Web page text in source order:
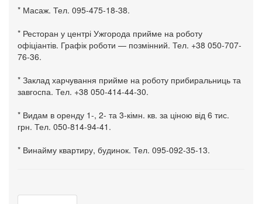
* Масаж. Тел. 095-475-18-38.
* Ресторан у центрі Ужгорода прийме на роботу
офіціантів. Графік роботи — позмінний. Тел. +38 050-707-
76-36.
* Заклад харчування прийме на роботу прибиральниць та
завгоспа. Тел. +38 050-414-44-30.
* Видам в оренду 1-, 2- та 3-кімн. кв. за ціною від 6 тис.
грн. Тел. 050-814-94-41.
* Винайму квартиру, будинок. Тел. 095-092-35-13.